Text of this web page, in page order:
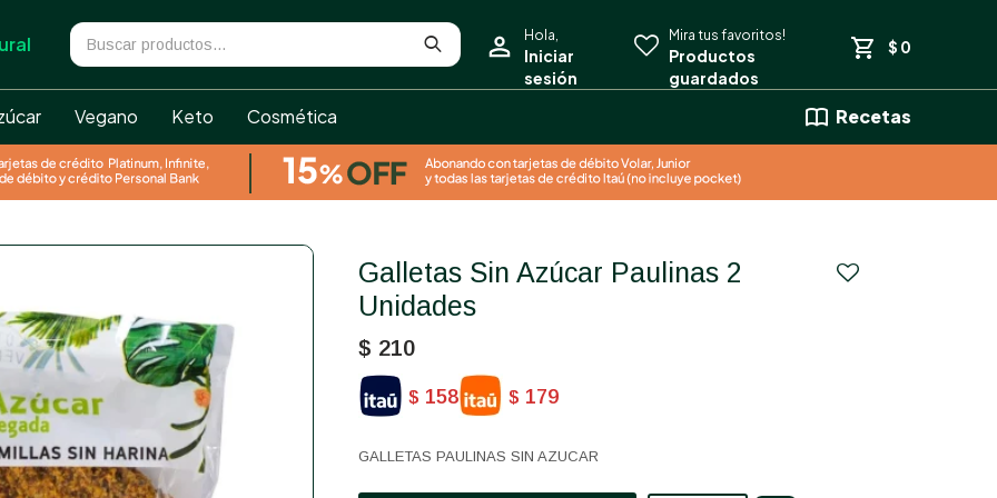
Vegano Keto Cosmética Recetas
$ 0
Galletas Sin Azúcar Paulinas 2
Unidades
$ 210
$ 158 $ 179
GALLETAS PAULINAS SIN AZUCAR